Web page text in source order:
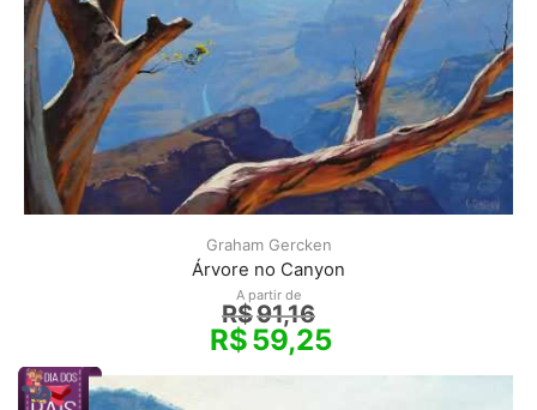
Graham Gercken
Árvore no Canyon
A partir de
R$91,16
R$59,25